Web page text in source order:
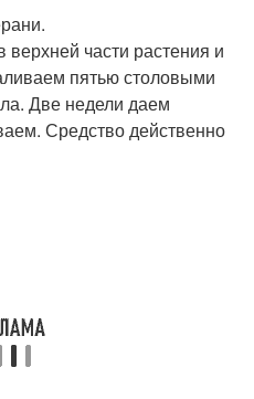
части растения и
пятью столовыми
Две недели даем
Средство действенно